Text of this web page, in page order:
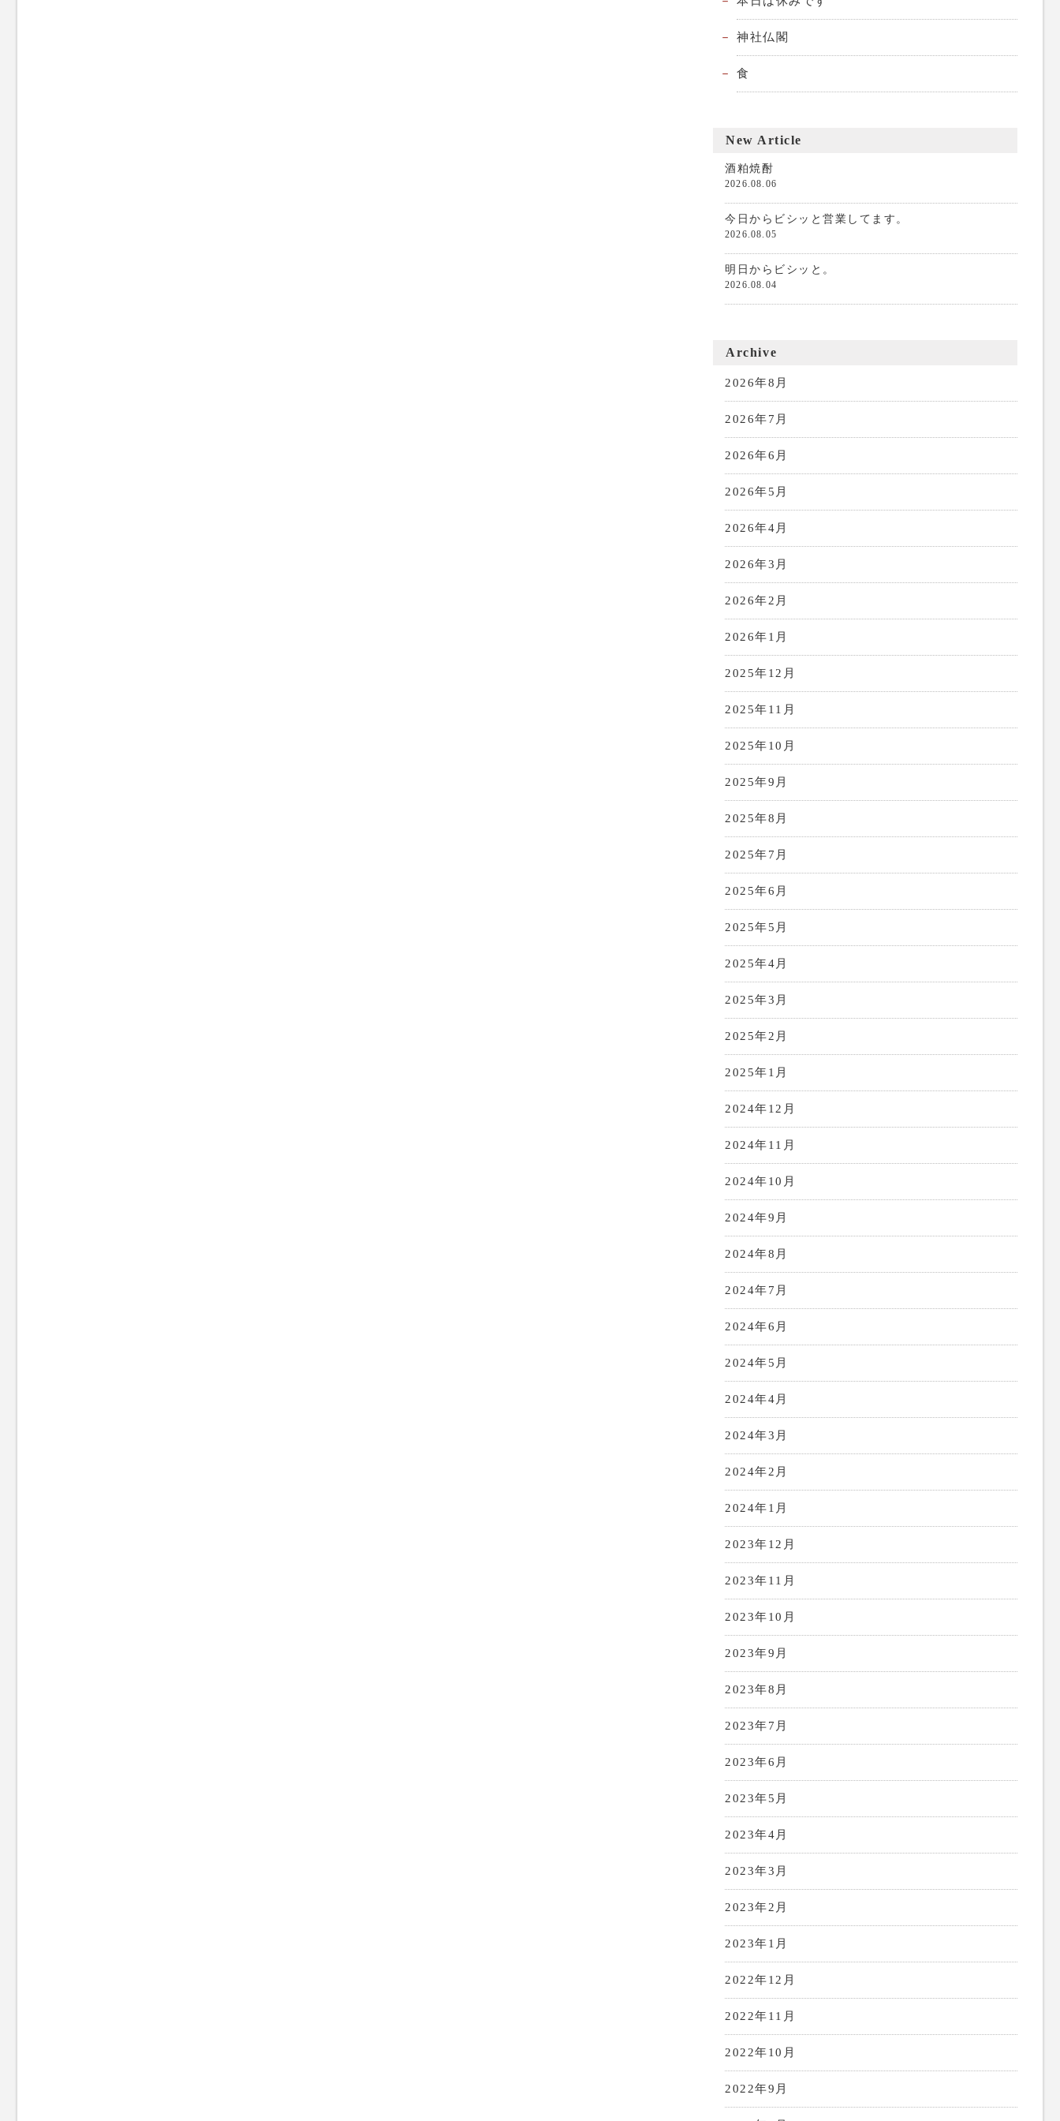
神社仏閣
食
New Article
酒粕焼酎
2026.08.06
今日からビシッと営業してます。
2026.08.05
明日からビシッと。
2026.08.04
Archive
2026年8月
2026年7月
2026年6月
2026年5月
2026年4月
2026年3月
2026年2月
2026年1月
2025年12月
2025年11月
2025年10月
2025年9月
2025年8月
2025年7月
2025年6月
2025年5月
2025年4月
2025年3月
2025年2月
2025年1月
2024年12月
2024年11月
2024年10月
2024年9月
2024年8月
2024年7月
2024年6月
2024年5月
2024年4月
2024年3月
2024年2月
2024年1月
2023年12月
2023年11月
2023年10月
2023年9月
2023年8月
2023年7月
2023年6月
2023年5月
2023年4月
2023年3月
2023年2月
2023年1月
2022年12月
2022年11月
2022年10月
2022年9月